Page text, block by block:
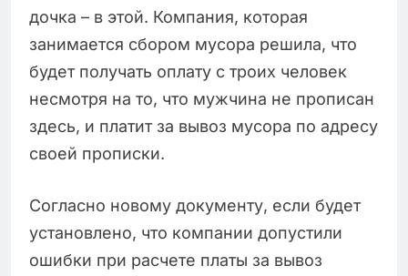
дочка – в этой. Компания, которая
занимается сбором мусора решила, что
будет получать оплату с троих человек
несмотря на то, что мужчина не прописан
здесь, и платит за вывоз мусора по адресу
своей прописки.
Согласно новому документу, если будет
установлено, что компании допустили
ошибки при расчете платы за вывоз